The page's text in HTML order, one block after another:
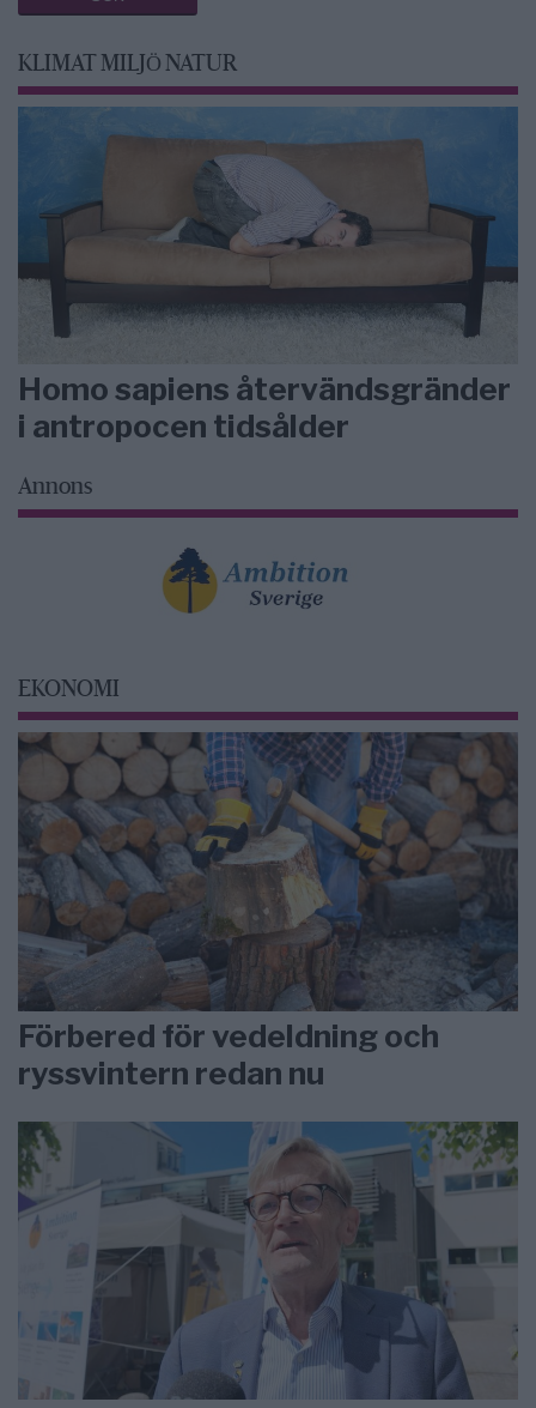
KLIMAT MILJÖ NATUR
Homo sapiens återvändsgränder
i antropocen tidsålder
Annons
EKONOMI
Förbered för vedeldning och
ryssvintern redan nu